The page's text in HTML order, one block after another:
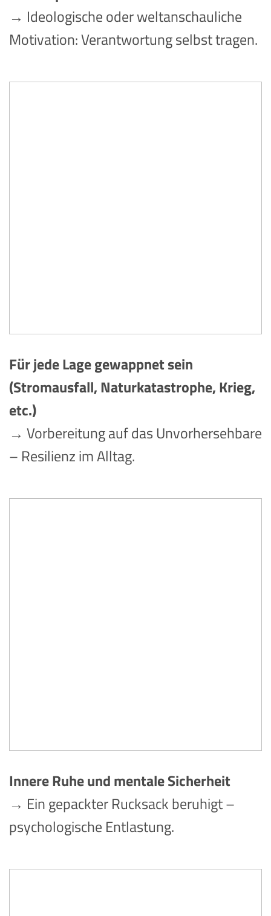
→ Ideologische oder weltanschauliche
Motivation: Verantwortung selbst tragen.
Für jede Lage gewappnet sein
(Stromausfall, Naturkatastrophe, Krieg,
etc.)
→ Vorbereitung auf das Unvorhersehbare
– Resilienz im Alltag.
Innere Ruhe und mentale Sicherheit
→ Ein gepackter Rucksack beruhigt –
psychologische Entlastung.